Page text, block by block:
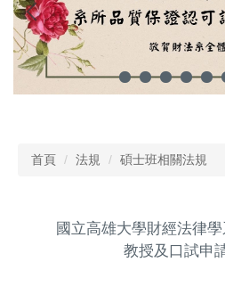
首頁 法規 碩士班相關法規
國立高雄大學財經法律
教授及口試申